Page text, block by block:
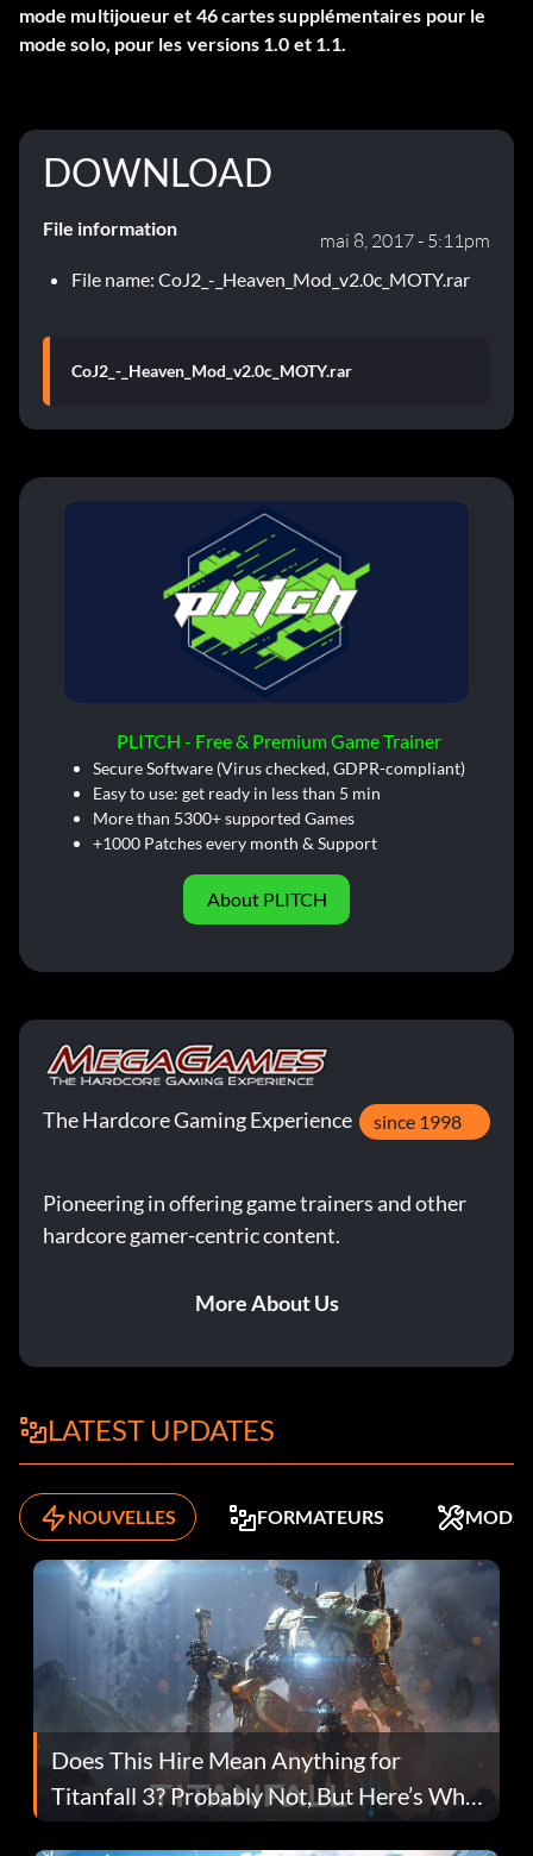
mode multijoueur et 46 cartes supplémentaires pour le
mode solo, pour les versions 1.0 et 1.1.
DOWNLOAD
File information
mai 8, 2017 - 5:11pm
File name: CoJ2_-_Heaven_Mod_v2.0c_MOTY.rar
CoJ2_-_Heaven_Mod_v2.0c_MOTY.rar
PLITCH - Free & Premium Game Trainer
Secure Software (Virus checked, GDPR-compliant)
Easy to use: get ready in less than 5 min
More than 5300+ supported Games
+1000 Patches every month & Support
About PLITCH
The Hardcore Gaming Experience since 1998
Pioneering in offering game trainers and other
hardcore gamer-centric content.
More About Us
LATEST UPDATES
NOUVELLES FORMATEURS MODS
Does This Hire Mean Anything for
Titanfall 3? Probably Not, But Here’s Why
Fans Are Hopeful